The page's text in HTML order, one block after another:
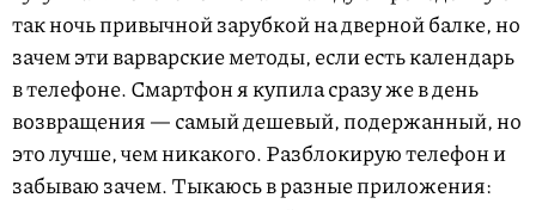
так ночь привычной зарубкой на дверной балке, но
зачем эти варварские методы, если есть календарь
в телефоне. Смартфон я купила сразу же в день
возвращения — самый дешевый, подержанный, но
это лучше, чем никакого. Разблокирую телефон и
забываю зачем. Тыкаюсь в разные приложения: